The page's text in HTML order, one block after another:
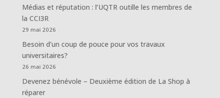
Médias et réputation : l’UQTR outille les membres de
la CCI3R
29 mai 2026
Besoin d’un coup de pouce pour vos travaux
universitaires?
26 mai 2026
Devenez bénévole – Deuxième édition de La Shop à
réparer